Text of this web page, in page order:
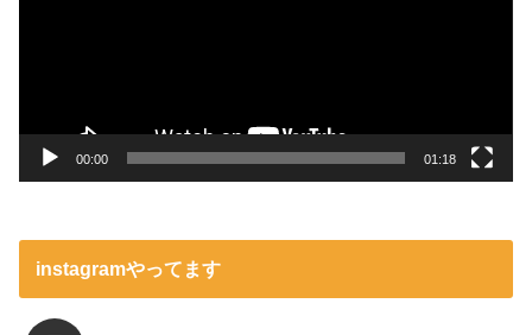
00:00 01:18
instagramやってます